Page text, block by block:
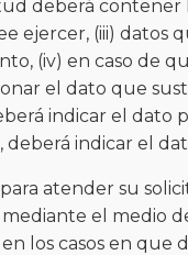
deberá contener
ejercer, (iii) datos
(iv) en caso de
el dato que
indicar el dato
deberá indicar el
atender su
el medio
los casos en que